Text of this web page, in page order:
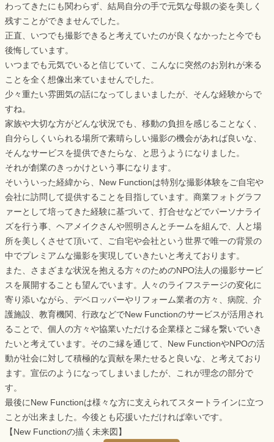
わってきたにも関わらず、結局自分の手で元気な母親の姿を美しく
残すことができませんでした。
正直、いつでも撮影できると考えていたのが良くなかったと今でも
後悔しています。
いつまでも元気でいると信じていて、こんなに突然のお別れが来る
ことを全く想像出来ていませんでした。
少々重たい雰囲気の話になってしまいましたが、そんな経験からで
すね。
家族や大切な方がどんな状況でも、移動の負担を感じることなく、
自分らしくいられる場所で素晴らしい撮影の機会があれば良いな、
そんなサービスを提供できたらな、と思うようになりました。
それが創業のきっかけという事になります。
そいういった経緯から、New Functionは特別な撮影体験をご自宅や
会社に訪問して提供することを目指しています。商業フォトグラフ
ァーとして培ってきた経験に基づいて、打合せなどでパーソナライ
ズを行う事、ヘアメイクさんや照明さんとチームを組んで、人と場
所を美しくさせて頂いて、ご自宅や会社という世界で唯一の背景の
中でプレミアムな撮影を実現していきたいと考えております。
また、さまざまな状況を抱える方々のためのNPO法人の撮影サービ
スを展開することも望んでいます。人々のライフステージの変化に
寄り添いながら、デベロッパーやリフォーム業者の方々、病院、介
護施設、教育機関、行政などでNew Functionのサービスが活用され
ることで、個人の方々や協業いただける企業様とご縁を繋いでいき
たいと考えています。そのご縁を通じて、New FunctionやNPOの活
動が社会に対して積極的な貢献を果たせると良いな、と考えており
ます。宣伝のようになってしまいましたが、これが理念の部分で
す。
最後にNew Functionは様々な方に支えられてスタートラインに立つ
ことが出来ました。今後とも応援いただければ幸いです。
【New Functionの描く未来図】